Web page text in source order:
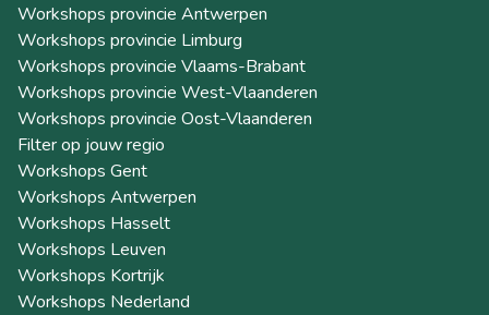
Workshops provincie Antwerpen
Workshops provincie Limburg
Workshops provincie Vlaams-Brabant
Workshops provincie West-Vlaanderen
Workshops provincie Oost-Vlaanderen
Filter op jouw regio
Workshops Gent
Workshops Antwerpen
Workshops Hasselt
Workshops Leuven
Workshops Kortrijk
Workshops Nederland